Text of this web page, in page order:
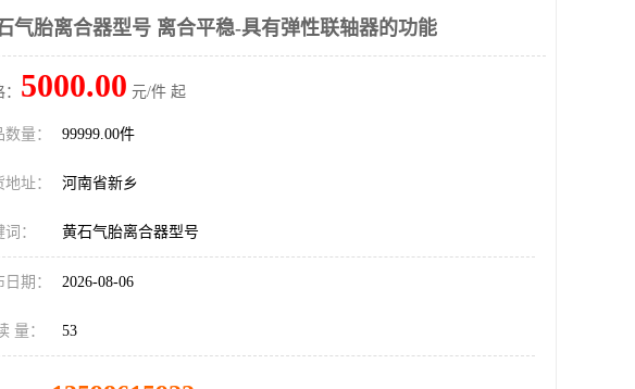
气胎离合器型号 离合平稳-具有弹性联轴器的功能
5000.00 元/件 起
量： 99999.00件
址： 河南省新乡
： 黄石气胎离合器型号
期： 2026-08-06
量： 53